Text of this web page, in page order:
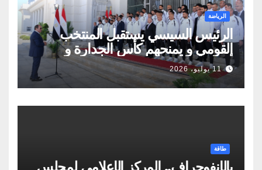
الرياضة
الرئيس السيسي يستقبل المنتخب
القومي و يمنحهم كأس الجدارة و
أوسمة تكريمية
11 يوليو، 2026
طاقة